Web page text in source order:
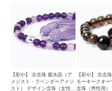
【彩や】 京念珠 紫水晶（ア
メジスト・ラベンダーアメジ
スト） デザイン念珠（女性
【彩や】 京念
モーキークオ
念珠（男性用）